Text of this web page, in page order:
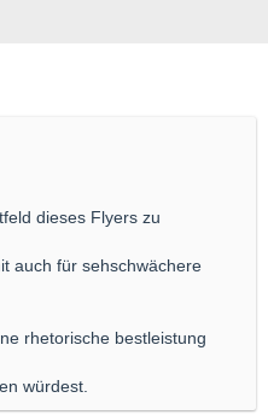
dieses Flyers zu
auch für sehschwächere
rhetorische bestleistung
würdest.